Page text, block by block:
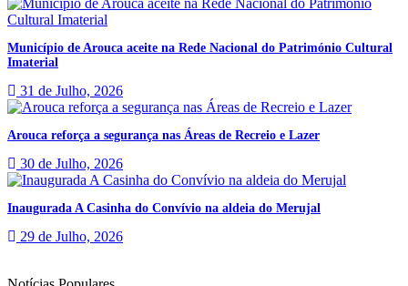
Município de Arouca aceite na Rede Nacional do Património Cultural
Imaterial
31 de Julho, 2026
Arouca reforça a segurança nas Áreas de Recreio e Lazer
30 de Julho, 2026
Inaugurada A Casinha do Convívio na aldeia do Merujal
29 de Julho, 2026